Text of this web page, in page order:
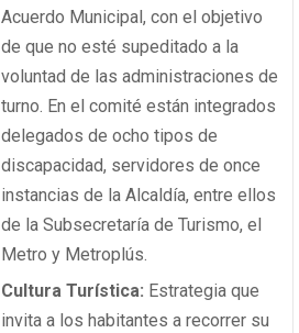
Acuerdo Municipal, con el objetivo
de que no esté supeditado a la
voluntad de las administraciones de
turno. En el comité están integrados
delegados de ocho tipos de
discapacidad, servidores de once
instancias de la Alcaldía, entre ellos
de la Subsecretaría de Turismo, el
Metro y Metroplús.
Cultura Turística: Estrategia que
invita a los habitantes a recorrer su